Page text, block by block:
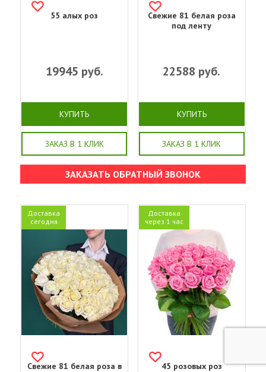
55 алых роз
19945 руб.
КУПИТЬ
ЗАКАЗ В 1 КЛИК
Свежие 81 белая роза
под ленту
22588 руб.
КУПИТЬ
ЗАКАЗ В 1 КЛИК
ЗАКАЗАТЬ ОБРАТНЫЙ ЗВОНОК
Доставка
сегодня
Свежие 81 белая роза в
Доставка
через 1 час
45 розовых роз